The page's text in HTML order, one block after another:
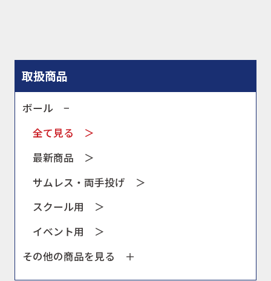
取扱商品
ボール −
全て見る ＞
最新商品 ＞
サムレス・両手投げ ＞
スクール用 ＞
イベント用 ＞
その他の商品を見る ＋